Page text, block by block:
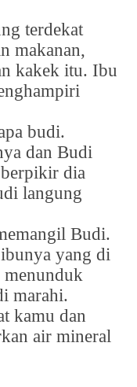
terdekat
makanan,
kakek itu. Ibu
budi.
dan Budi
dia
langung
Budi.
yang di
marahi.
kamu dan
air mineral